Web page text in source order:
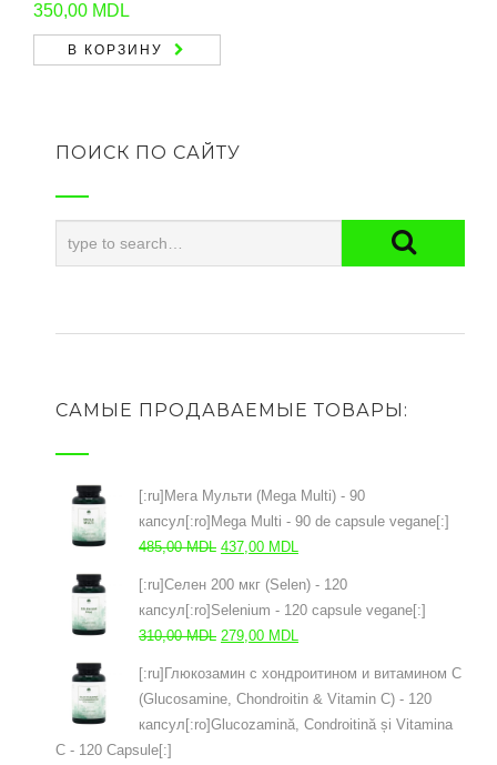
350,00 MDL
В КОРЗИНУ
ПОИСК ПО САЙТУ
САМЫЕ ПРОДАВАЕМЫЕ ТОВАРЫ:
[:ru]Мега Мульти (Mega Multi) - 90
капсул[:ro]Mega Multi - 90 de capsule vegane[:]
485,00MDL Первоначальная
составляла
437,00 MDL
437,00 MDL.
[:ru]Селен 200 мкг (Selen) - 120
капсул[:ro]Selenium - 120 capsule vegane[:]
310,00MDL Первоначальная
составляла
310,00 MDL.
279,00 MDL
[:ru]Глюкозамин с хондроитином и витамином С
(Glucosamine, Chondroitin & Vitamin C) - 120
капсул[:ro]Glucozamină, Condroitină și Vitamina
C - 120 Capsule[:]